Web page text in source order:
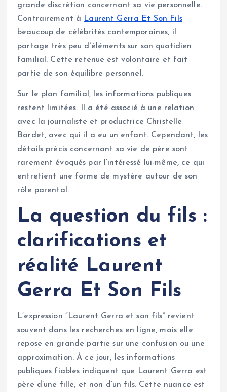
grande discrétion concernant sa vie personnelle.
Contrairement à Laurent Gerra Et Son Fils
beaucoup de célébrités contemporaines, il
partage très peu d’éléments sur son quotidien
familial. Cette retenue est volontaire et fait
partie de son équilibre personnel.
Sur le plan familial, les informations publiques
restent limitées. Il a été associé à une relation
avec la journaliste et productrice Christelle
Bardet, avec qui il a eu un enfant. Cependant, les
détails précis concernant sa vie de père sont
rarement évoqués par l’intéressé lui-même, ce qui
entretient une forme de mystère autour de son
rôle parental.
La question du fils :
clarifications et
réalité Laurent
Gerra Et Son Fils
L’expression “Laurent Gerra et son fils” revient
souvent dans les recherches en ligne, mais elle
repose en grande partie sur une confusion ou une
approximation. À ce jour, les informations
publiques fiables indiquent que Laurent Gerra est
père d’une fille, et non d’un fils. Cette nuance est